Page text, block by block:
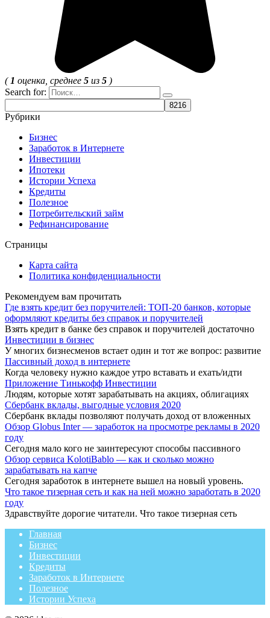
( 1 оценка, среднее 5 из 5 )
Search for:
Рубрики
Бизнес
Заработок в Интернете
Инвестиции
Ипотеки
Истории Успеха
Кредиты
Полезное
Потребительский займ
Рефинансирование
Страницы
Карта сайта
Политика конфиденциальности
Рекомендуем вам прочитать
Где взять кредит без поручителей: ТОП-20 банков, которые
оформляют кредиты без справок и поручителей
Взять кредит в банке без справок и поручителей достаточно
Инвестиции в бизнес
У многих бизнесменов встает один и тот же вопрос: развитие
Пассивный доход в интернете
Когда человеку нужно каждое утро вставать и ехать/идти
Приложение Тинькофф Инвестиции
Людям, которые хотят зарабатывать на акциях, облигациях
Сбербанк вклады, выгодные условия 2020
Сбербанк вклады позволяют получать доход от вложенных
Обзор Globus Inter — заработок на просмотре рекламы в 2020
году
Сегодня мало кого не заинтересуют способы пассивного
Обзор сервиса KolotiBablo — как и сколько можно
зарабатывать на капче
Сегодня заработок в интернете вышел на новый уровень.
Что такое тизерная сеть и как на ней можно заработать в 2020
году
Здравствуйте дорогие читатели. Что такое тизерная сеть
Главная
Бизнес
Инвестиции
Кредиты
Заработок в Интернете
Полезное
Истории Успеха